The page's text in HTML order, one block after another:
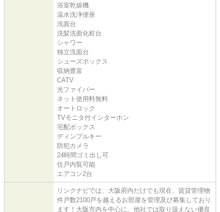
浴室乾燥機
温水洗浄便座
洗面台
洗髪洗面化粧台
シャワー
独立洗面台
シューズボックス
収納豊富
CATV
光ファイバー
ネット使用料無料
オートロック
TVモニタ付インターホン
宅配ボックス
ディンプルキー
防犯カメラ
24時間ゴミ出し可
住戸内覧可能
エアコン2台
リンクナビでは、大阪府内だけでも現在、賃貸管理物
件戸数2100戸を越えるお部屋を管理及び募集しており
ます！大阪市内を中心に、他社では取り扱えない優良